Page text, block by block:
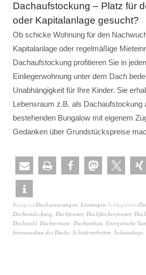
Dachaufstockung – Platz für
oder Kapitalanlage gesucht?
Ob schicke Wohnung für den
Kapitalanlage oder regelmäßige
Dachaufstockung profitieren Sie in
Einliegerwohnung unter dem Dach
Unabhängigkeit für Ihre Kinder. Sie
Lebensraum z.B. als Dachaufstockung
bestehenden Bungalow mit eigenem
Gedanken über Grundstückspreise
KategorieDachsanierungen, Leistungen Schlagwörter
Dacheindeckung, Dachfenster, Dachflächenfenster,
Dachstuhl, Dachterrasse, Dachumbau, Energetische
Innenausbau des Dachs, Schieferarbeiten, Solaranlage,